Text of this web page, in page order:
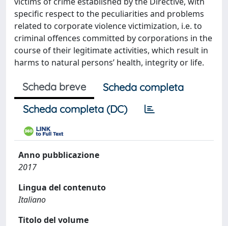
specific respect to the peculiarities and problems
related to corporate violence victimization, i.e. to
criminal offences committed by corporations in the
course of their legitimate activities, which result in
harms to natural persons’ health, integrity or life.
Scheda breve
Scheda completa
Scheda completa (DC)
Anno pubblicazione
2017
Lingua del contenuto
Italiano
Titolo del volume